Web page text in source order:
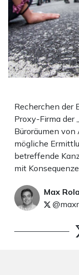
Recherchen der
Proxy-Firma der
Büroräumen
mögliche
betreffende
mit
Max